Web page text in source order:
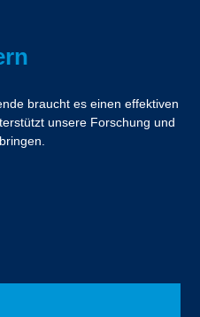
braucht es einen effektiven
unsere Forschung und